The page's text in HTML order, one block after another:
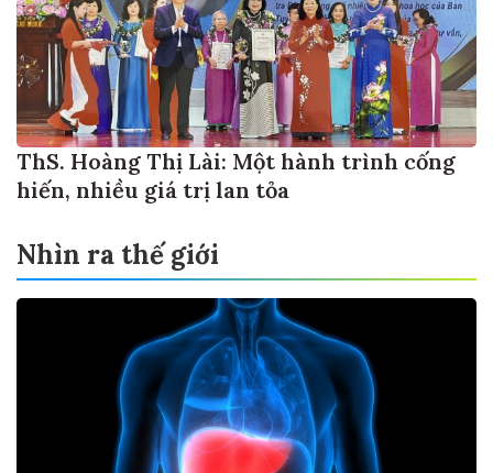
ThS. Hoàng Thị Lài: Một hành trình cống
hiến, nhiều giá trị lan tỏa
Nhìn ra thế giới